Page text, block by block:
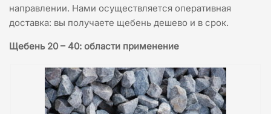
направлении. Нами осуществляется оперативная
доставка: вы получаете щебень дешево и в срок.
Щебень 20 – 40: области применение